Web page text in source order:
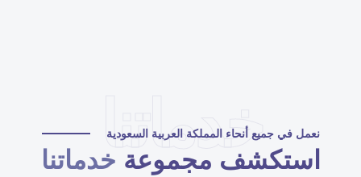
خدماتنا
نعمل في جميع أنحاء المملكة العربية السعودية
استكشف مجموعةخدماتنا